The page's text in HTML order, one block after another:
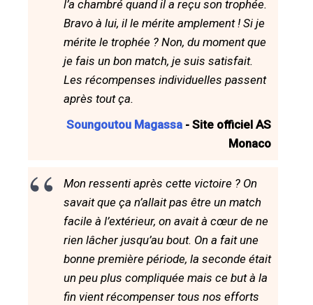
l’a chambré quand il a reçu son trophée.
Bravo à lui, il le mérite amplement ! Si je
mérite le trophée ? Non, du moment que
je fais un bon match, je suis satisfait.
Les récompenses individuelles passent
après tout ça.
Soungoutou Magassa - Site officiel AS
Monaco
Mon ressenti après cette victoire ? On
savait que ça n’allait pas être un match
facile à l’extérieur, on avait à cœur de ne
rien lâcher jusqu’au bout. On a fait une
bonne première période, la seconde était
un peu plus compliquée mais ce but à la
fin vient récompenser tous nos efforts